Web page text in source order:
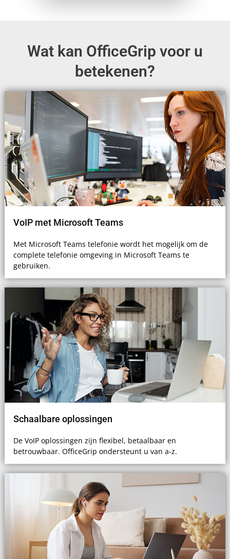
Wat kan OfficeGrip voor u
betekenen?
VoIP met Microsoft Teams
Met Microsoft Teams telefonie wordt het mogelijk om de
complete telefonie omgeving in Microsoft Teams te
gebruiken.
Schaalbare oplossingen
De VoIP oplossingen zijn flexibel, betaalbaar en
betrouwbaar. OfficeGrip ondersteunt u van a-z.